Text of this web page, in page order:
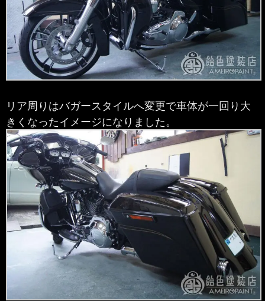
リア周りはバガースタイルへ変更で車体が一回り大
きくなったイメージになりました。